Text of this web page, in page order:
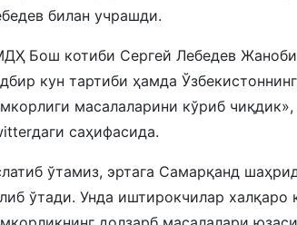
билан учрашди.
Бош котиби Сергей Лебедев
кун тартиби ҳамда
масалаларини кўриб
саҳифасида.
ўтамиз, эртага Самарқанд
ўтади. Унда иштирокчилар